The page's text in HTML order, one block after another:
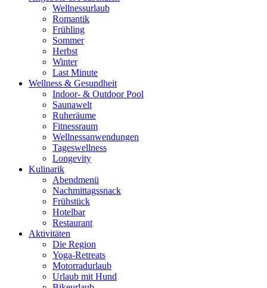
Wellnessurlaub
Romantik
Frühling
Sommer
Herbst
Winter
Last Minute
Wellness & Gesundheit
Indoor- & Outdoor Pool
Saunawelt
Ruheräume
Fitnessraum
Wellness­anwendungen
Tageswellness
Longevity
Kulinarik
Abendmenü
Nachmittagssnack
Frühstück
Hotelbar
Restaurant
Aktivitäten
Die Region
Yoga-Retreats
Motorradurlaub
Urlaub mit Hund